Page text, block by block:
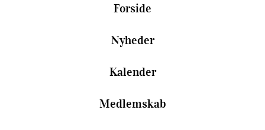
Forside
Nyheder
Kalender
Medlemskab